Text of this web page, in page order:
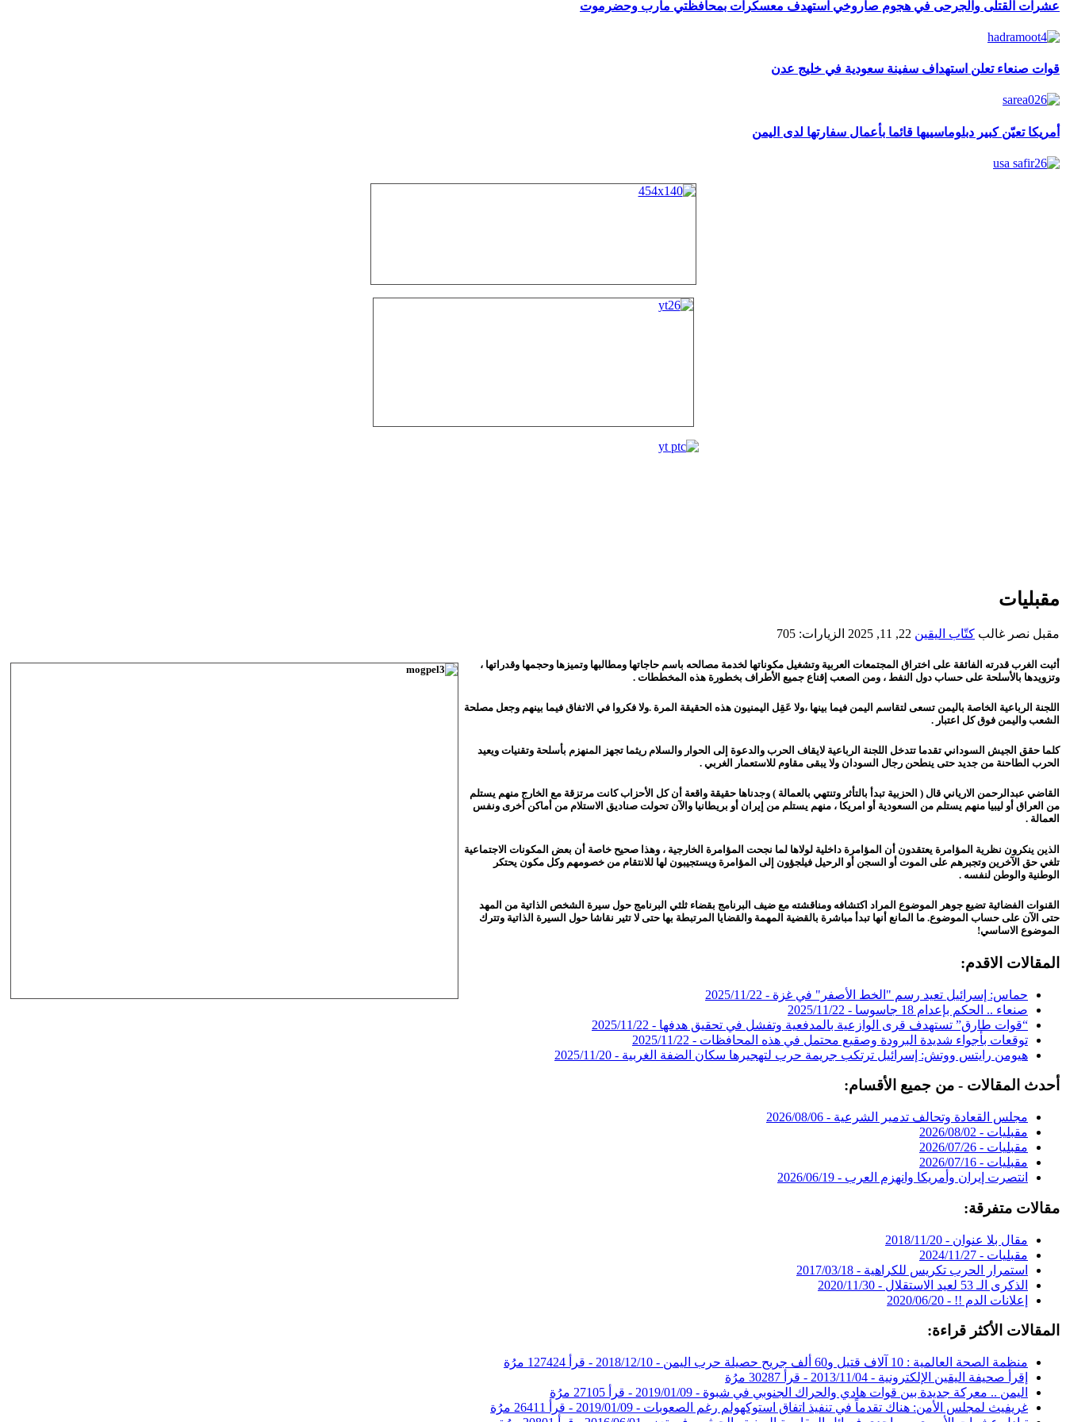
عشرات القتلى والجرحى في هجوم صاروخي استهدف معسكرات بمحافظتي مأرب وحضرموت
قوات صنعاء تعلن استهداف سفينة سعودية في خليج عدن
أمريكا تعيّن كبير دبلوماسييها قائما بأعمال سفارتها لدى اليمن
مقبليات
مقبل نصر غالب كتّاب اليقين 22, 11, 2025 الزيارات: 705
أثبت الغرب قدرته الفائقة على اختراق المجتمعات العربية وتشغيل مكوناتها لخدمة مصالحه باسم حاجاتها ومطالبها وتميزها وحجمها وقدراتها ،
وتزويدها بالأسلحة على حساب دول النفط ، ومن الصعب إقناع جميع الأطراف بخطورة هذه المخططات .
اللجنة الرباعية الخاصة باليمن تسعى لتقاسم اليمن فيما بينها ،ولا عَقِل اليمنيون هذه الحقيقة المرة .ولا فكروا في الاتفاق فيما بينهم وجعل مصلحة
الشعب واليمن فوق كل اعتبار .
كلما حقق الجيش السوداني تقدما تتدخل اللجنة الرباعية لايقاف الحرب والدعوة إلى الحوار والسلام ريثما تجهز المنهزم بأسلحة وتقنيات ويعيد
الحرب الطاحنة من جديد حتى ينطحن رجال السودان ولا يبقى مقاوم للاستعمار الغربي .
القاضي عبدالرحمن الارياني قال ( الحزبية تبدأ بالتأثر وتنتهي بالعمالة ) وجدناها حقيقة واقعة أن كل الأحزاب كانت مرتزقة مع الخارج منهم يستلم
من العراق أو ليبيا منهم يستلم من السعودية أو امريكا ، منهم يستلم من إيران أو بريطانيا والآن تحولت صناديق الاستلام من أماكن أخرى ونفس
العمالة .
الذين ينكرون نظرية المؤامرة يعتقدون أن المؤامرة داخلية لولاها لما نجحت المؤامرة الخارجية ، وهذا صحيح خاصة أن بعض المكونات الاجتماعية
تلغي حق الآخرين وتجبرهم على الموت أو السجن أو الرحيل فيلجؤون إلى المؤامرة ويستجيبون لها للانتقام من خصومهم وكل مكون يحتكر
الوطنية والوطن لنفسه .
القنوات الفضائية تضيع جوهر الموضوع المراد اكتشافه ومناقشته مع ضيف البرنامج بقضاء ثلثي البرنامج حول سيرة الشخص الذاتية من المهد
حتى الآن على حساب الموضوع. ما المانع أنها تبدأ مباشرة بالقضية المهمة والقضايا المرتبطة بها حتى لا تثير نقاشا حول السيرة الذاتية وتترك
الموضوع الاساسي!
المقالات الاقدم:
حماس: إسرائيل تعيد رسم "الخط الأصفر" في غزة - 2025/11/22
صنعاء .. الحكم بإعدام 18 جاسوسا -
2025/11/22
“قوات طارق” تستهدف قرى الوازعية بالمدفعية وتفشل في تحقيق هدفها - 2025/11/22
توقعات بأجواء شديدة البرودة وصقيع محتمل في هذه المحافظات - 2025/11/22
هيومن رايتس ووتش: إسرائيل ترتكب جريمة حرب لتهجيرها سكان الضفة الغربية - 2025/11/20
أحدث المقالات - من جميع الأقسام:
مجلس القعادة وتحالف تدمير الشرعية - 2026/08/06
مقبليات - 2026/08/02
مقبليات - 2026/07/26
مقبليات - 2026/07/16
انتصرت إيران وأمريكا وانهزم العرب - 2026/06/19
مقالات متفرقة:
مقال بلا عنوان - 2018/11/20
مقبليات - 2024/11/27
استمرار الحرب تكريس للكراهية - 2017/03/18
الذكرى الـ 53 لعيد الاستقلال -
2020/11/30
إعلانات الدم !! - 2020/06/20
المقالات الأكثر قراءة:
منظمة الصحة العالمية : 10 آلاف قتيل و60 ألف جريح حصيلة حرب اليمن - 2018/12/10
- قرأ 127424 مرُة
إقرأ صحيفة اليقين الإلكترونية - 2013/11/04
- قرأ 30287 مرُة
اليمن .. معركة جديدة بين قوات هادي والحراك الجنوبي في شبوة - 2019/01/09
- قرأ 27105 مرُة
غريفيث لمجلس الأمن: هناك تقدماً في تنفيذ اتفاق استوكهولم رغم الصعوبات - 2019/01/09
- قرأ 26411 مرُة